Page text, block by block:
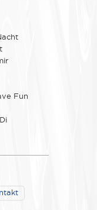
Fun